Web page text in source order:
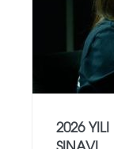
2026